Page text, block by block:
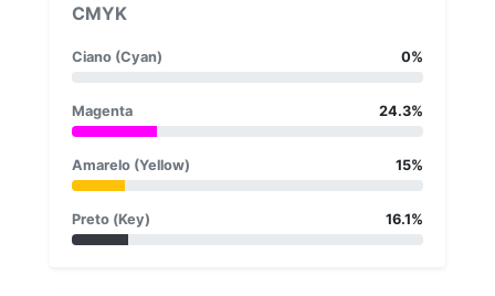
CMYK
Ciano (Cyan) 0%
Magenta 24.3%
Amarelo (Yellow) 15%
Preto (Key) 16.1%